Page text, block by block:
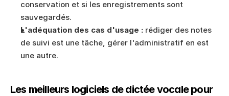
conservation et si les enregistrements sont
sauvegardés.
L'adéquation des cas d'usage : rédiger des notes
de suivi est une tâche, gérer l'administratif en est
une autre.
Les meilleurs logiciels de dictée vocale pour